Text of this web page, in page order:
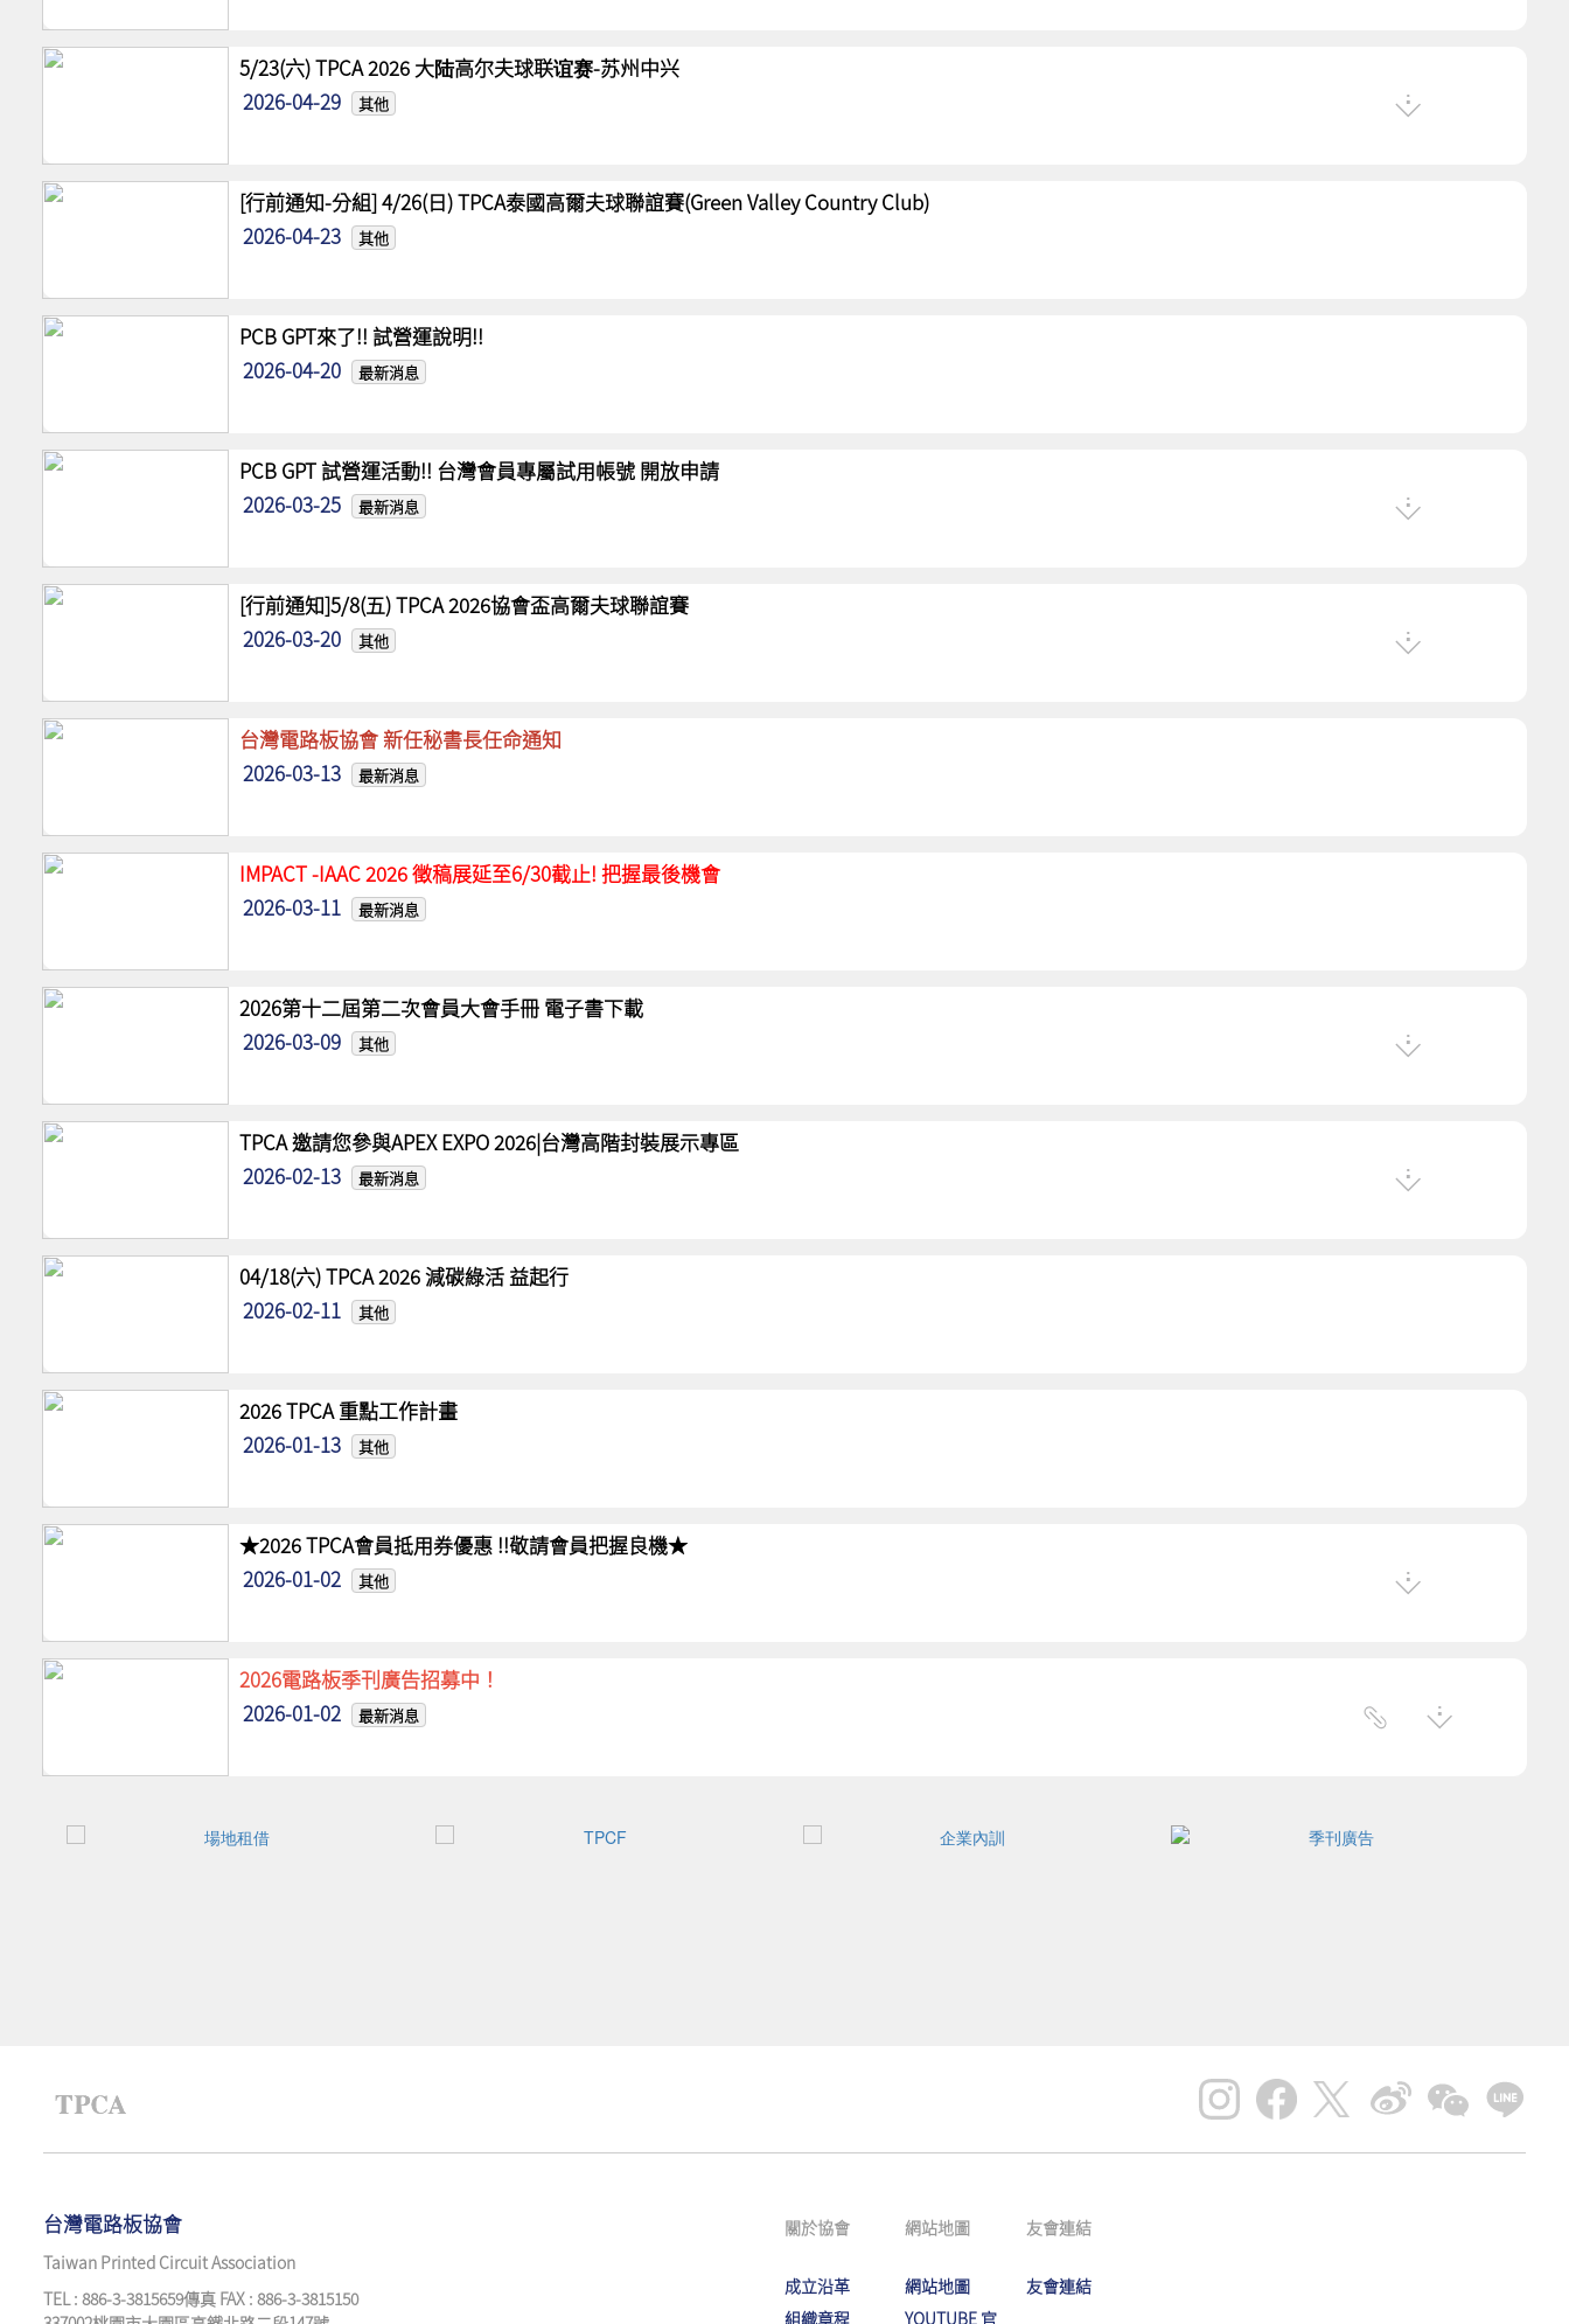
5/23(六) TPCA 2026 大陆高尔夫球联谊赛-苏州中兴
2026-04-29
其他
[行前通知-分組] 4/26(日) TPCA泰國高爾夫球聯誼賽(Green Valley Country Club)
2026-04-23
其他
PCB GPT來了!! 試營運說明!!
2026-04-20
最新消息
PCB GPT 試營運活動!! 台灣會員專屬試用帳號 開放申請
2026-03-25
最新消息
[行前通知]5/8(五) TPCA 2026協會盃高爾夫球聯誼賽
2026-03-20
其他
台灣電路板協會 新任秘書長任命通知
2026-03-13
最新消息
IMPACT -IAAC 2026 徵稿展延至6/30截止! 把握最後機會
2026-03-11
最新消息
2026第十二屆第二次會員大會手冊 電子書下載
2026-03-09
其他
TPCA 邀請您參與APEX EXPO 2026|台灣高階封裝展示專區
2026-02-13
最新消息
04/18(六) TPCA 2026 減碳綠活 益起行
2026-02-11
其他
2026 TPCA 重點工作計畫
2026-01-13
其他
★2026 TPCA會員抵用券優惠 !!敬請會員把握良機★
2026-01-02
其他
2026電路板季刊廣告招募中！
2026-01-02
最新消息
台灣電路板協會
Taiwan Printed Circuit Association
TEL : 886-3-3815659傳真 FAX : 886-3-3815150
關於協會
成立沿革
組織章程
網站地圖
網站地圖
YOUTUBE 官
友會連結
友會連結